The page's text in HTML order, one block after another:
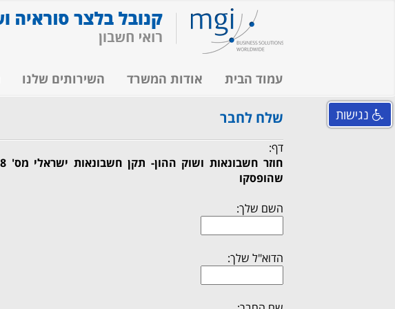
עמוד הבית אודות המשרד השירותים שלנו
שלח לחבר
דף:
שהופסקו
השם שלך:
הדוא"ל שלך:
נגישות